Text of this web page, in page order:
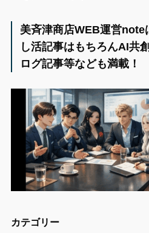
美斉津商店WEB運営note
し活記事はもちろんAI共
ログ記事等なども満載！
カテゴリー